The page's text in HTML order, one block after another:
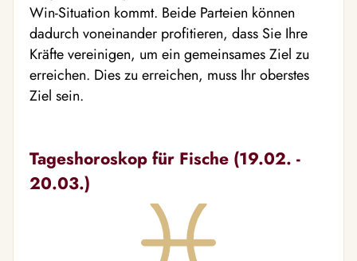
Win-Situation kommt. Beide Parteien können
dadurch voneinander profitieren, dass Sie Ihre
Kräfte vereinigen, um ein gemeinsames Ziel zu
erreichen. Dies zu erreichen, muss Ihr oberstes
Ziel sein.
Tageshoroskop für Fische (19.02. -
20.03.)